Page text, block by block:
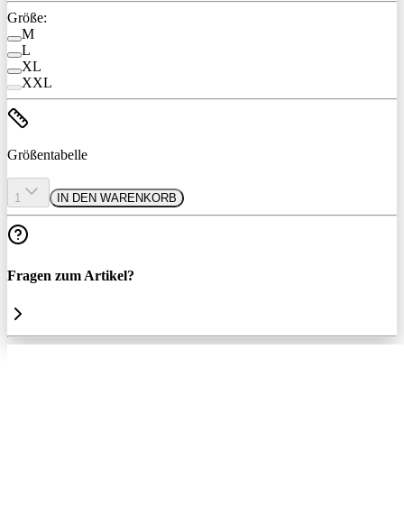
Größe:
M
L
XL
XXL
Größentabelle
1 IN DEN WARENKORB
Fragen zum Artikel?